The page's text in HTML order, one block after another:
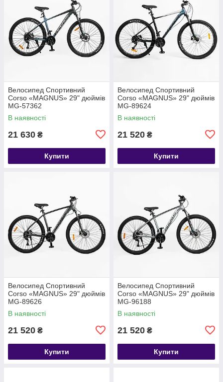
Велосипед Спортивний
Corso «MAGNUS» 29" дюймів
MG-57362
В наявності
21 630 ₴
Купити
Велосипед Спортивний
Corso «MAGNUS» 29" дюймів
MG-89624
В наявності
21 520 ₴
Купити
Велосипед Спортивний
Corso «MAGNUS» 29" дюймів
MG-89626
В наявності
21 520 ₴
Купити
Велосипед Спортивний
Corso «MAGNUS» 29" дюймів
MG-96188
В наявності
21 520 ₴
Купити